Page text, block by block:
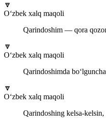
🔽
O‘zbek xalq maqoli
Qarindoshim — qora
🔽
O‘zbek xalq maqoli
Qarindoshimda
🔽
O‘zbek xalq maqoli
Qarindoshing kelsa-